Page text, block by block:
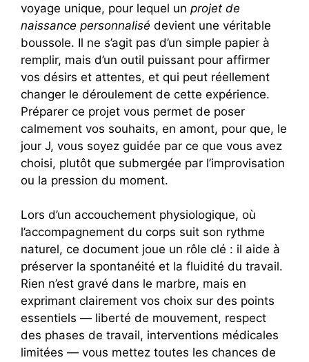
voyage unique, pour lequel un projet de
naissance personnalisé devient une véritable
boussole. Il ne s’agit pas d’un simple papier à
remplir, mais d’un outil puissant pour affirmer
vos désirs et attentes, et qui peut réellement
changer le déroulement de cette expérience.
Préparer ce projet vous permet de poser
calmement vos souhaits, en amont, pour que, le
jour J, vous soyez guidée par ce que vous avez
choisi, plutôt que submergée par l’improvisation
ou la pression du moment.
Lors d’un accouchement physiologique, où
l’accompagnement du corps suit son rythme
naturel, ce document joue un rôle clé : il aide à
préserver la spontanéité et la fluidité du travail.
Rien n’est gravé dans le marbre, mais en
exprimant clairement vos choix sur des points
essentiels — liberté de mouvement, respect
des phases de travail, interventions médicales
limitées — vous mettez toutes les chances de